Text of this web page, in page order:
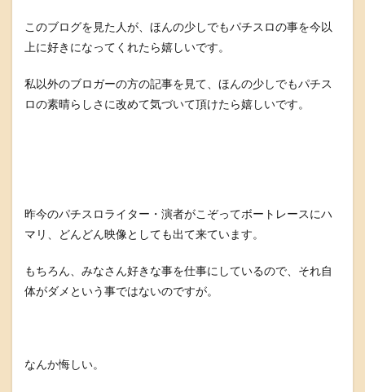
このブログを見た人が、ほんの少しでもパチスロの事を今以
上に好きになってくれたら嬉しいです。
私以外のブロガーの方の記事を見て、ほんの少しでもパチス
ロの素晴らしさに改めて気づいて頂けたら嬉しいです。
昨今のパチスロライター・演者がこぞってボートレースにハ
マリ、どんどん映像としても出て来ています。
もちろん、みなさん好きな事を仕事にしているので、それ自
体がダメという事ではないのですが。
なんか悔しい。